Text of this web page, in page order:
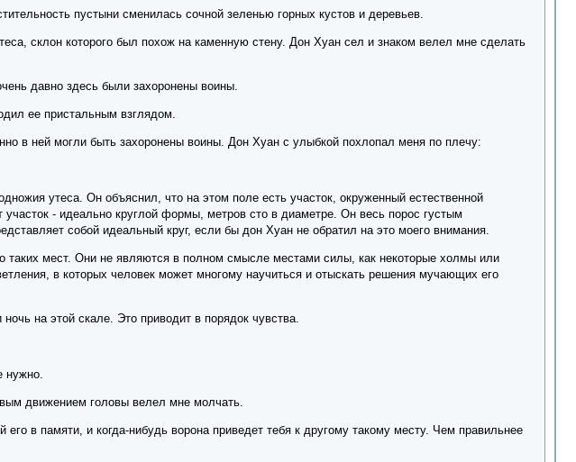
пустыни сменилась сочной зеленью горных кустов и деревьев.
склон которого был похож на каменную стену. Дон Хуан сел и знаком велел мне сделать
давно здесь были захоронены воины.
ее пристальным взглядом.
в ней могли быть захоронены воины. Дон Хуан с улыбкой похлопал меня по плечу:
утеса. Он объяснил, что на этом поле есть участок, окруженный естественной
- идеально круглой формы, метров сто в диаметре. Он весь порос густым
собой идеальный круг, если бы дон Хуан не обратил на это моего внимания.
таких мест. Они не являются в полном смысле местами силы, как некоторые холмы или
в которых человек может многому научиться и отыскать решения мучающих его
на этой скале. Это приводит в порядок чувства.
нужно.
движением головы велел мне молчать.
в памяти, и когда-нибудь ворона приведет тебя к другому такому месту. Чем правильнее